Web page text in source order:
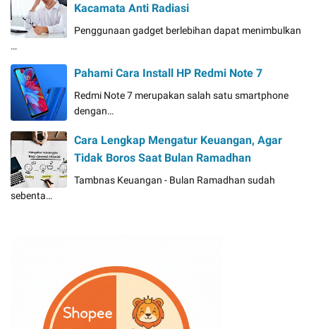
Kacamata Anti Radiasi
Penggunaan gadget berlebihan dapat menimbulkan
…
Pahami Cara Install HP Redmi Note 7
Redmi Note 7 merupakan salah satu smartphone
dengan…
Cara Lengkap Mengatur Keuangan, Agar
Tidak Boros Saat Bulan Ramadhan
Tambnas Keuangan - Bulan Ramadhan sudah
sebenta…